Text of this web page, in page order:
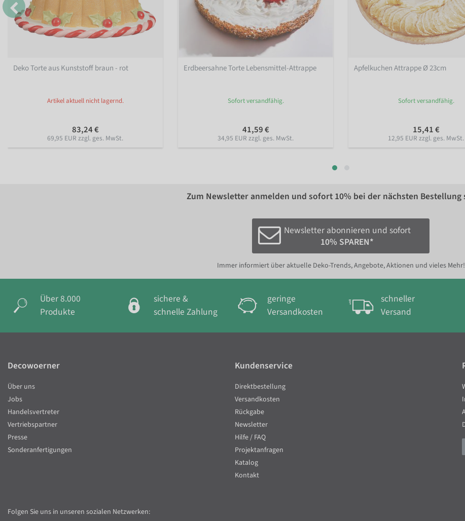
Deko Torte aus Kunststoff braun - rot
Artikel aktuell nicht lagernd.
83,24 €
69,95 EUR zzgl. ges. MwSt.
Erdbeersahne Torte Lebensmittel-Attrappe
Sofort versandfähig.
41,59 €
34,95 EUR zzgl. ges. MwSt.
Apfelkuchen Attrappe Ø 23cm
Sofort versandfähig.
15,41 €
12,95 EUR zzgl. ges. MwSt.
Zum Newsletter anmelden und sofort 10% bei der nächsten Bestellung
Newsletter abonnieren und sofort
10% SPAREN*
Immer informiert über aktuelle Deko-Trends, Angebote, Aktionen und vieles Mehr!
Über 8.000
Produkte
sichere &
schnelle Zahlung
geringe
Versandkosten
schneller
Versand
Decowoerner
Über uns
Jobs
Handelsvertreter
Vertriebspartner
Presse
Sonderanfertigungen
Kundenservice
Direktbestellung
Versandkosten
Rückgabe
Newsletter
Hilfe / FAQ
Projektanfragen
Katalog
Kontakt
Folgen Sie uns in unseren sozialen Netzwerken: